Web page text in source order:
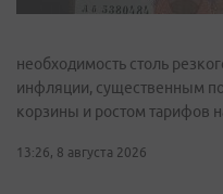
необходимость столь
инфляции, существенным
корзины и ростом тарифов
13:26, 8 августа 2026